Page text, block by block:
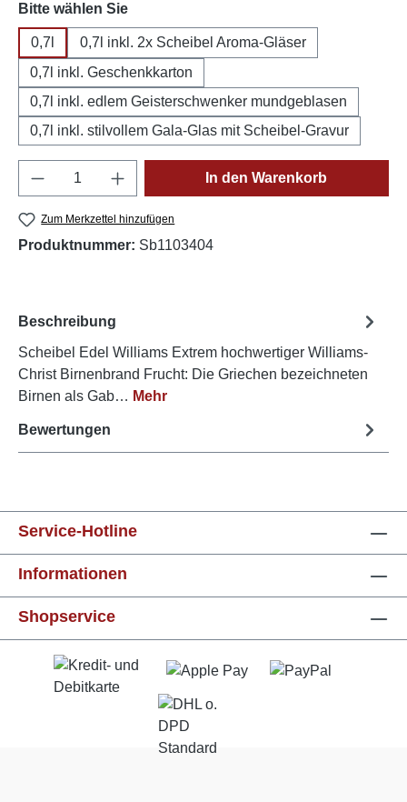
Bitte wählen Sieauswählen
0,7l
0,7l inkl. 2x Scheibel Aroma-Gläser
0,7l inkl. Geschenkkarton
0,7l inkl. edlem Geisterschwenker mundgeblasen
0,7l inkl. stilvollem Gala-Glas mit Scheibel-Gravur
Produkt Anzahl: Gib den gewünschten
In den Warenkorb
Zum Merkzettel hinzufügen
Produktnummer: Sb1103404
Beschreibung
Scheibel Edel Williams Extrem hochwertiger Williams-
Christ Birnenbrand Frucht: Die Griechen bezeichneten
Birnen als Gab… Mehr
Bewertungen
Service-Hotline
Informationen
Shopservice